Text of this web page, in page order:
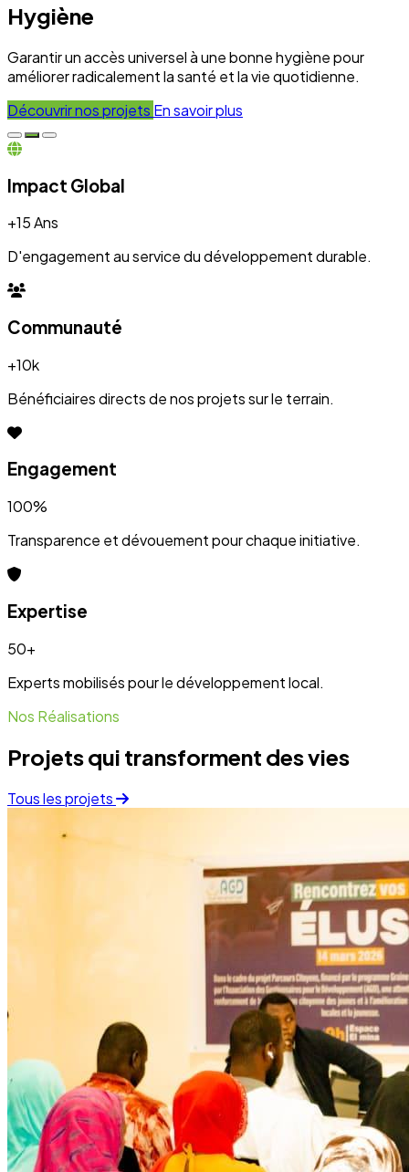
+10k
Bénéficiaires directs de nos projets sur le terrain.
Engagement
Transparence et dévouement pour chaque initiative.
Expertise
Experts mobilisés pour le développement local.
Nos Réalisations
Projets qui transforment des vies
Développent
Ateliers communautaires
Lire la suite